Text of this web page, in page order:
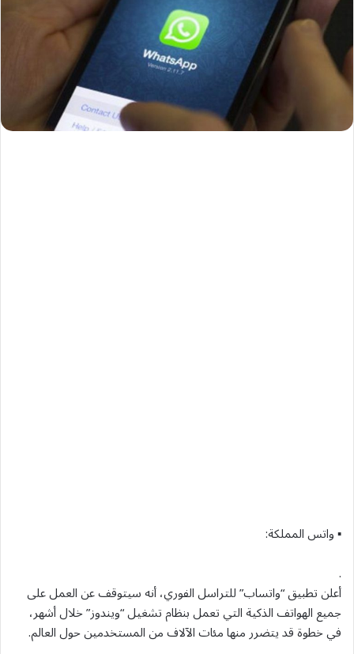
▪ واتس المملكة:
.
أعلن تطبيق “واتساب” للتراسل الفوري، أنه سيتوقف عن العمل على
جميع الهواتف الذكية التي تعمل بنظام تشغيل “ويندوز” خلال أشهر،
في خطوة قد يتضرر منها مئات الآلاف من المستخدمين حول العالم.